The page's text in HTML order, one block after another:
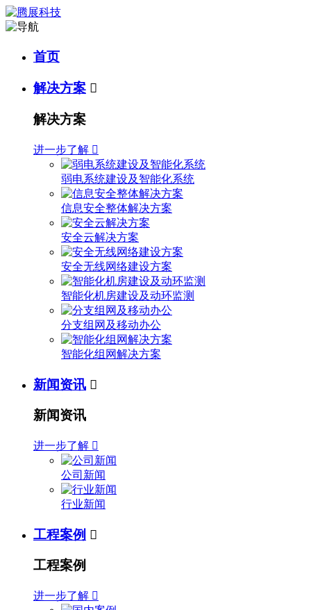
首页
解决方案 
解决方案
进一步了解 
弱电系统建设及智能化系统
信息安全整体解决方案
安全云解决方案
安全无线网络建设方案
智能化机房建设及动环监测
分支组网及移动办公
智能化组网解决方案
新闻资讯 
新闻资讯
进一步了解 
公司新闻
行业新闻
工程案例 
工程案例
进一步了解 